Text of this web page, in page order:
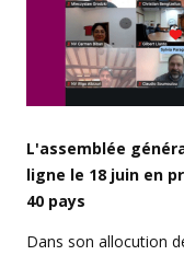
L'assemblée
ligne le 18 juin en
40 pays
Dans son allocution